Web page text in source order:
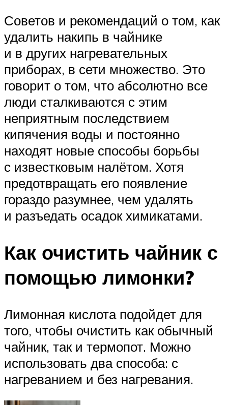
Советов и рекомендаций о том, как
удалить накипь в чайнике
и в других нагревательных
приборах, в сети множество. Это
говорит о том, что абсолютно все
люди сталкиваются с этим
неприятным последствием
кипячения воды и постоянно
находят новые способы борьбы
с известковым налётом. Хотя
предотвращать его появление
гораздо разумнее, чем удалять
и разъедать осадок химикатами.
Как очистить чайник с
помощью лимонки?
Лимонная кислота подойдет для
того, чтобы очистить как обычный
чайник, так и термопот. Можно
использовать два способа: с
нагреванием и без нагревания.